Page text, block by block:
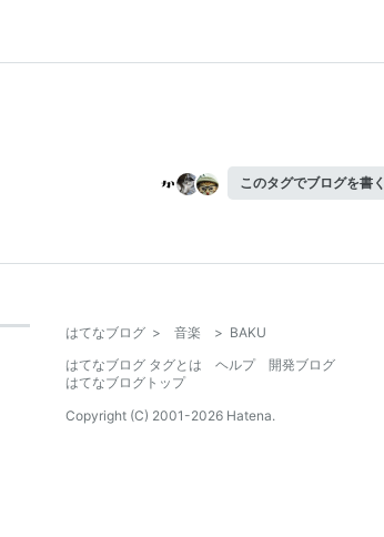
このタグでブログを書く
はてなブログ > 音楽 > BAKU
はてなブログ タグとは
ヘルプ
開発ブログ
はてなブログトップ
Copyright (C) 2001-2026 Hatena.